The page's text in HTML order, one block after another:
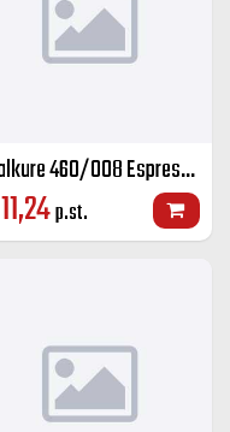
Walkure 460/008 Espresso K+S kleur 8 cl
11,24p.st.